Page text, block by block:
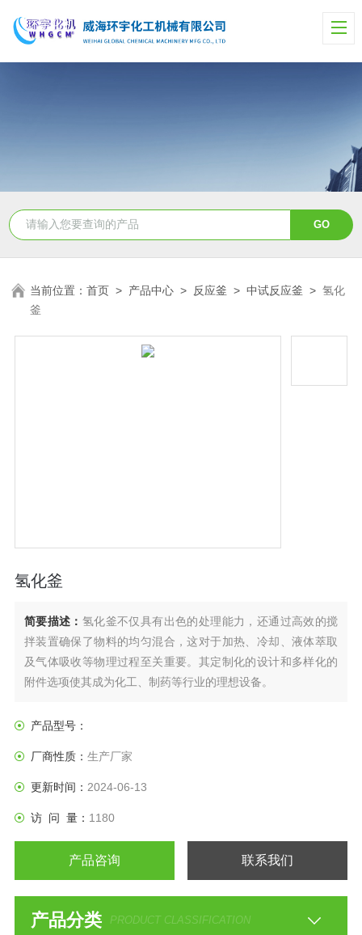
当前位置：首页 > 产品中心 > 反应釜 >中试反应釜 >氢化
釜
氢化釜
简要描述： 氢化釜不仅具有出色的处理能力，还通过高效的搅
拌装置确保了物料的均匀混合，这对于加热、冷却、液体萃取
及气体吸收等物理过程至关重要。其定制化的设计和多样化的
附件选项使其成为化工、制药等行业的理想设备。
产品型号：
厂商性质： 生产厂家
更新时间： 2024-06-13
访 问 量： 1180
产品咨询 联系我们
产品分类 PRODUCT CLASSIFICATION